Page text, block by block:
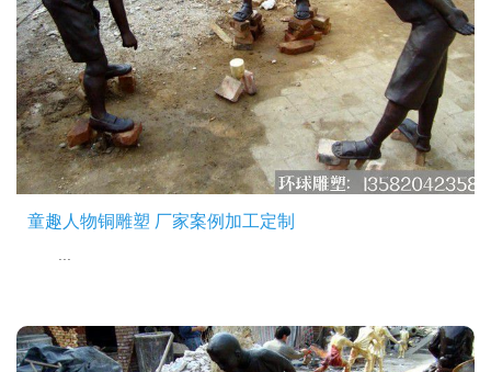
童趣人物铜雕塑 厂家案例加工定制
...